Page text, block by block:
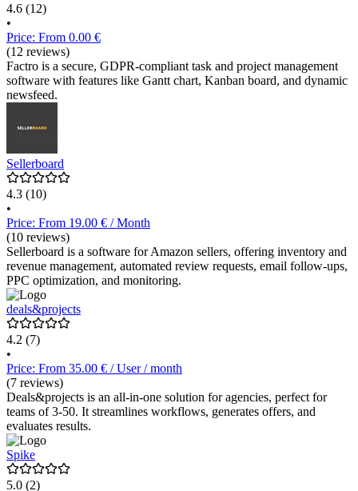
4.6 (12)
•
Price: From 0.00 €
(12 reviews)
Factro is a secure, GDPR-compliant task and project management
software with features like Gantt chart, Kanban board, and dynamic
newsfeed.
Sellerboard
4.3 (10)
•
Price: From 19.00 € / Month
(10 reviews)
Sellerboard is a software for Amazon sellers, offering inventory and
revenue management, automated review requests, email follow-ups,
PPC optimization, and monitoring.
deals&projects
4.2 (7)
•
Price: From 35.00 € / User / month
(7 reviews)
Deals&projects is an all-in-one solution for agencies, perfect for
teams of 3-50. It streamlines workflows, generates offers, and
evaluates results.
Spike
5.0 (2)